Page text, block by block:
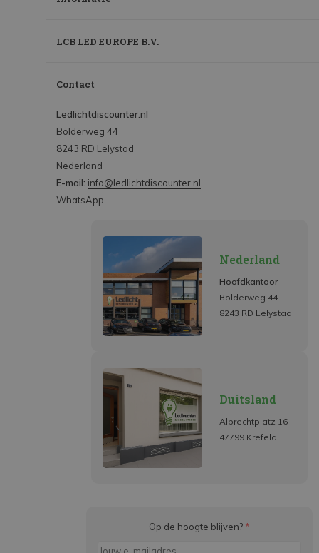
LCB LED EUROPE B.V.
Contact
Ledlichtdiscounter.nl
Bolderweg 44
8243 RD Lelystad
Nederland
E-mail: info@ledlichtdiscounter.nl
WhatsApp
Nederland
Hoofdkantoor
Bolderweg 44
8243 RD Lelystad
Duitsland
Albrechtplatz 16
47799 Krefeld
Op de hoogte blijven? *